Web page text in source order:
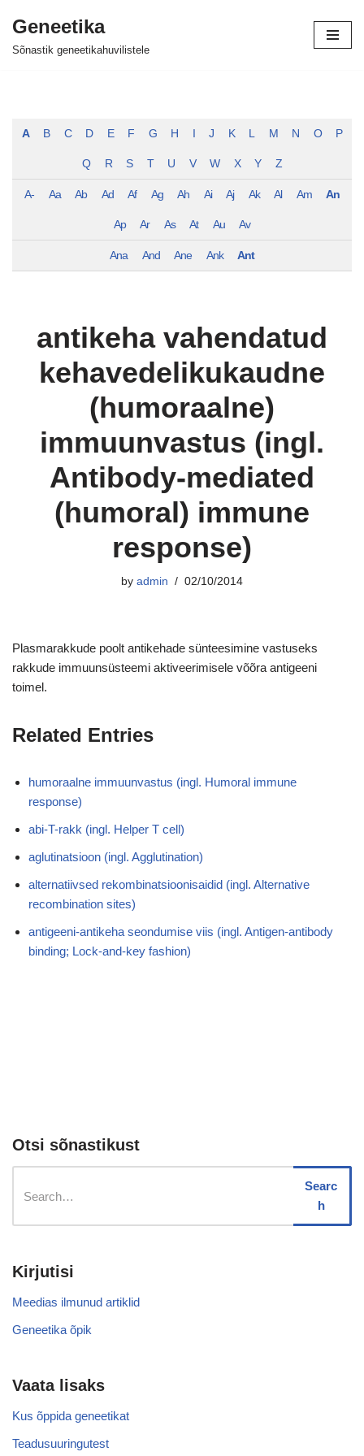
Skip
Geneetika
Sõnastik geneetikahuvilistele
A B C D E F G H J K L M N O P
Q R S T U V W X Y Z
A- Aa Ab Ad Af Ag Ah Ai Aj Ak Al Am An
Ap Ar As At Au Av
Ana And Ane Ank Ant
antikeha vahendatud
kehavedelikukaudne
(humoraalne)
immuunvastus (ingl.
Antibody-mediated
(humoral) immune
response)
by admin 02/10/2014
Plasmarakkude poolt antikehade sünteesimine vastuseks
rakkude immuunsüsteemi aktiveerimisele võõra antigeeni
toimel.
Related Entries
humoraalne immuunvastus (ingl. Humoral immune
response)
abi-T-rakk (ingl. Helper T cell)
aglutinatsioon (ingl. Agglutination)
alternatiivsed rekombinatsioonisaidid (ingl. Alternative
recombination sites)
antigeeni-antikeha seondumise viis (ingl. Antigen-antibody
binding; Lock-and-key fashion)
Otsi sõnastikust
Searc
h
Kirjutisi
Meedias ilmunud artiklid
Geneetika õpik
Vaata lisaks
Kus õppida geneetikat
Teadusuuringutest